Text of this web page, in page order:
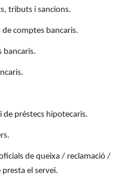
tributs i sancions.
comptes bancaris.
bancaris.
préstecs hipotecaris.
de queixa / reclamació /
el servei.